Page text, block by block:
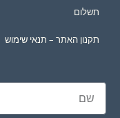
תשלום
תקנון האתר – תנאי שימוש